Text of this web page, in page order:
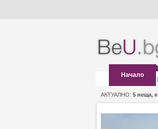
Начало
|
АКТУАЛНО: 5 неща,